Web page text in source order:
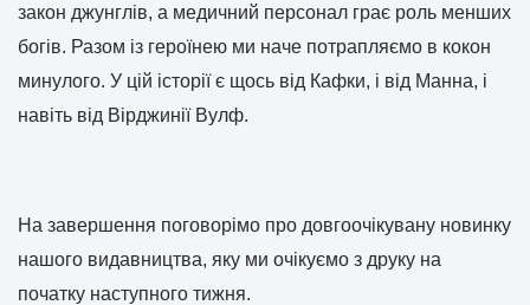
закон джунглів, а медичний персонал грає роль менших
богів. Разом із героїнею ми наче потрапляємо в кокон
минулого. У цій історії є щось від Кафки, і від Манна, і
навіть від Вірджинії Вулф.
На завершення поговорімо про довгоочікувану новинку
нашого видавництва, яку ми очікуємо з друку на
початку наступного тижня.